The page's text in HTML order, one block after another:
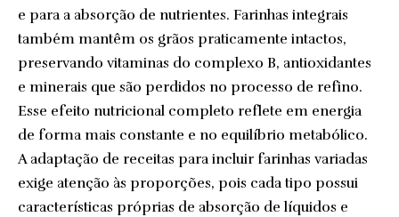
e para a absorção de nutrientes. Farinhas integrais
também mantêm os grãos praticamente intactos,
preservando vitaminas do complexo B, antioxidantes
e minerais que são perdidos no processo de refino.
Esse efeito nutricional completo reflete em energia
de forma mais constante e no equilíbrio metabólico.
A adaptação de receitas para incluir farinhas variadas
exige atenção às proporções, pois cada tipo possui
características próprias de absorção de líquidos e